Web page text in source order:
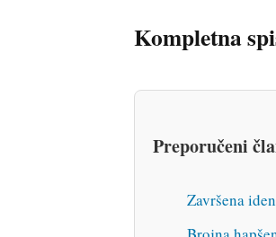
Kompletna
Preporučeni
Završena